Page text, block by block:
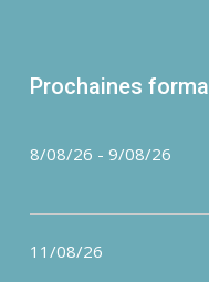
Prochaines
8/08/26 - 9/08/26
11/08/26